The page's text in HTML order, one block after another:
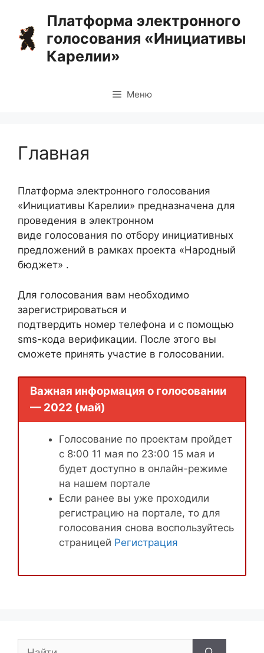
содержимому
Платформа электронного
голосования «Инициативы
Карелии»
Меню
Главная
Платформа электронного голосования
«Инициативы Карелии» предназначена для
проведения в электронном
виде голосования по отбору инициативных
предложений в рамках проекта «Народный
бюджет» .
Для голосования вам необходимо
зарегистрироваться и
подтвердить номер телефона и с помощью
sms-кода верификации. После этого вы
сможете принять участие в голосовании.
Важная информация о голосовании
— 2022 (май)
Голосование по проектам пройдет
с 8:00 11 мая по 23:00 15 мая и
будет доступно в онлайн-режиме
на нашем портале
Если ранее вы уже проходили
регистрацию на портале, то для
голосования снова воспользуйтесь
страницей Регистрация